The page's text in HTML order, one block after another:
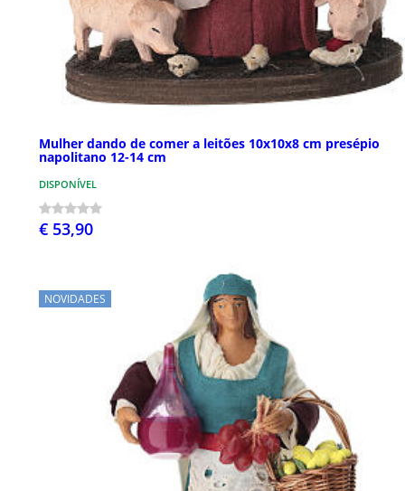
Mulher dando de comer a leitões 10x10x8 cm presépio
napolitano 12-14 cm
DISPONÍVEL
€ 53,90
NOVIDADES